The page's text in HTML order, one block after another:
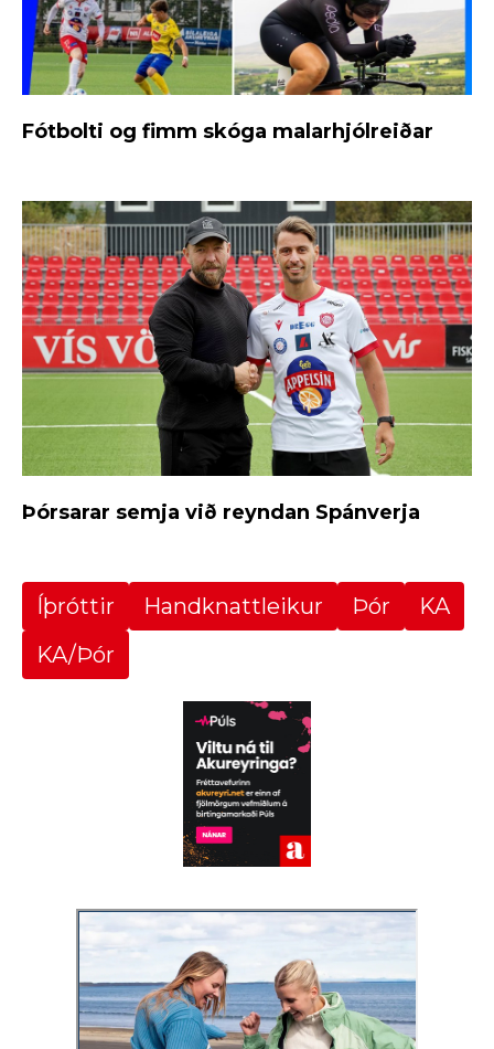
Fótbolti og fimm skóga malarhjólreiðar
Þórsarar semja við reyndan Spánverja
Íþróttir Handknattleikur Þór
KA
KA/Þór